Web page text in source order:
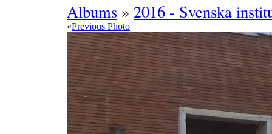
Albums » 2016 - Svenska
«Previous Photo